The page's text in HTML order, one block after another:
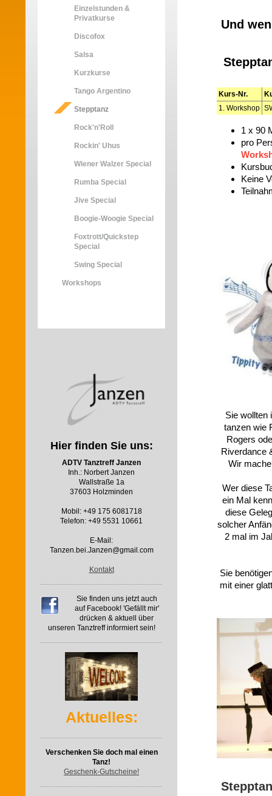
Einzelstunden &
Privatkurse
Discofox
Salsa
Kurzkurse
Tango Argentino
Stepptanz
Rock'n'Roll
Rockin' Uhus
Wiener Walzer Special
Rumba Special
Jive Special
Boogie-Woogie Special
Foxtrott/Quickstep
Special
Swing Special
Workshops
Hier finden Sie uns:
ADTV Tanztreff Janzen
Inh.: Norbert Janzen
Wallstraße 1a
37603 Holzminden
Mobil: +49 175 6081718
Telefon: +49 5531 10661
E-Mail:
Tanzen.bei.Janzen@gmail.com
Kontakt
Sie finden uns jetzt auch
auf Facebook! 'Gefällt mir'
drücken & aktuell über
unseren Tanztreff informiert sein!
Aktuelles:
Verschenken Sie doch mal einen
Tanz!
Geschenk-Gutscheine!
Und
Kurs-Nr.
1. Workshop
1 x 90
pro
Keine
Sie wollten
tanzen wie
Rogers
Riverdance
Wir
Wer diese
ein Mal
diese
solcher
2 mal im
Sie
mit einer